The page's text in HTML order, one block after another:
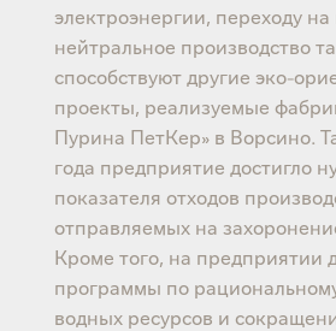
электроэнергии, переходу
нейтральное производство
способствуют другие эко-
проекты, реализуемые
Пурина ПетКер» в Ворсино.
года предприятие достигло
показателя отходов
отправляемых на
Кроме того, на предприятии
программы по
водных ресурсов и